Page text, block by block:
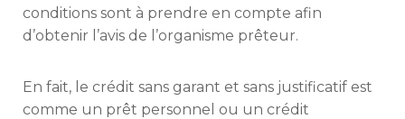
conditions sont à prendre en compte afin
d’obtenir l’avis de l’organisme prêteur.
En fait, le crédit sans garant et sans justificatif est
comme un prêt personnel ou un crédit